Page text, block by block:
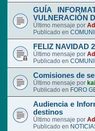
GUÍA
VULNERACIÓN
Último mensaje por
Publicado en
FELIZ NAVIDAD
Último mensaje por
Publicado en
Comisiones de
Último mensaje por
Publicado en FORO
Audiencia e
destinos
Último mensaje por
Publicado en